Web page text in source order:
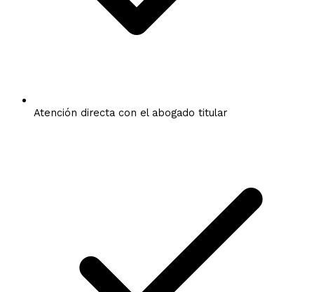
Atención directa con el abogado titular